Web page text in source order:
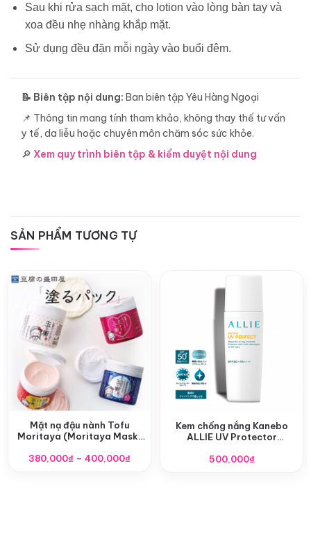
Sau khi rửa sạch mặt, cho lotion vào lòng bàn tay và
xoa đều nhẹ nhàng khắp mặt.
Sử dụng đều đặn mỗi ngày vào buổi đêm.
📝 Biên tập nội dung: Ban biên tập Yêu Hàng Ngoại
📌 Thông tin mang tính tham khảo, không thay thế tư vấn
y tế, da liễu hoặc chuyên môn chăm sóc sức khỏe.
🔎 Xem quy trình biên tập & kiểm duyệt nội dung
SẢN PHẨM TƯƠNG TỰ
Mặt nạ đậu nành Tofu
Moritaya (Moritaya Mask)
380,000₫ – 400,000₫Khoảng
Kem chống nắng Kanebo
ALLIE UV Protector
500,000₫